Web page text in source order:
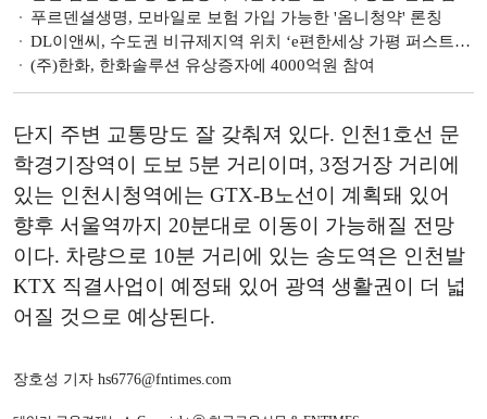
푸르덴셜생명, 모바일로 보험 가입 가능한 '옴니청약' 론칭
DL이앤씨, 수도권 비규제지역 위치 ‘e편한세상 가평 퍼스트원’ 20일 주택전시관 개관
(주)한화, 한화솔루션 유상증자에 4000억원 참여
단지 주변 교통망도 잘 갖춰져 있다. 인천1호선 문
학경기장역이 도보 5분 거리이며, 3정거장 거리에
있는 인천시청역에는 GTX-B노선이 계획돼 있어
향후 서울역까지 20분대로 이동이 가능해질 전망
이다. 차량으로 10분 거리에 있는 송도역은 인천발
KTX 직결사업이 예정돼 있어 광역 생활권이 더 넓
어질 것으로 예상된다.
장호성 기자 hs6776@fntimes.com